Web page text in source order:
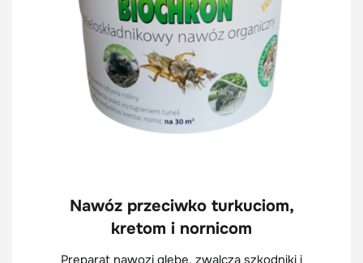
Nawóz przeciwko turkuciom,
kretom i nornicom
Preparat nawozi glebę, zwalcza szkodniki i